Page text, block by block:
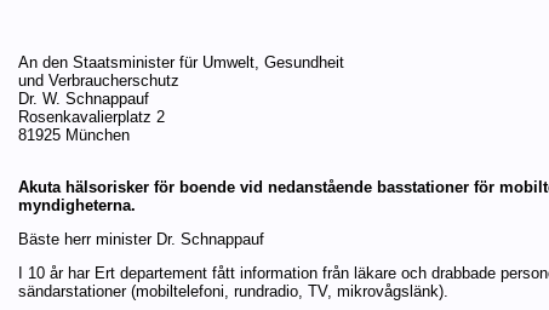
An den Staatsminister für Umwelt, Gesundheit
und Verbraucherschutz
Dr. W. Schnappauf
Rosenkavalierplatz 2
81925 München
Akuta hälsorisker för boende vid nedanstående basstationer för
myndigheterna.
Bäste herr minister Dr. Schnappauf
I 10 år har Ert departement fått information från läkare och drabbade
sändarstationer (mobiltelefoni, rundradio, TV, mikrovågslänk).